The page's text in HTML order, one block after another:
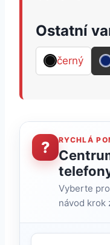
Ostatní
černý
? RYCHLÁ
Vyberte
návod krok